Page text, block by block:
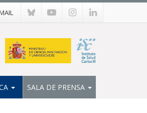
SALA DE PRENSA